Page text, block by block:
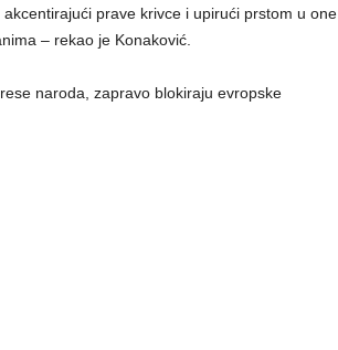
prave krivce i upirući prstom u one
– rekao je Konaković.
naroda, zapravo blokiraju evropske